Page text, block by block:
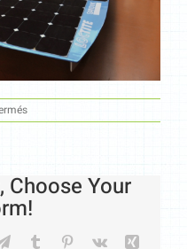
sur
30
Choose Your
TelegramTumblr Pinterest
Vk